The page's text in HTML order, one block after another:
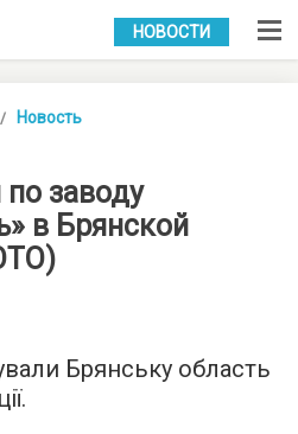
УКР РУС
НОВОСТИ
Новость
заводу
в Брянской
Брянську область